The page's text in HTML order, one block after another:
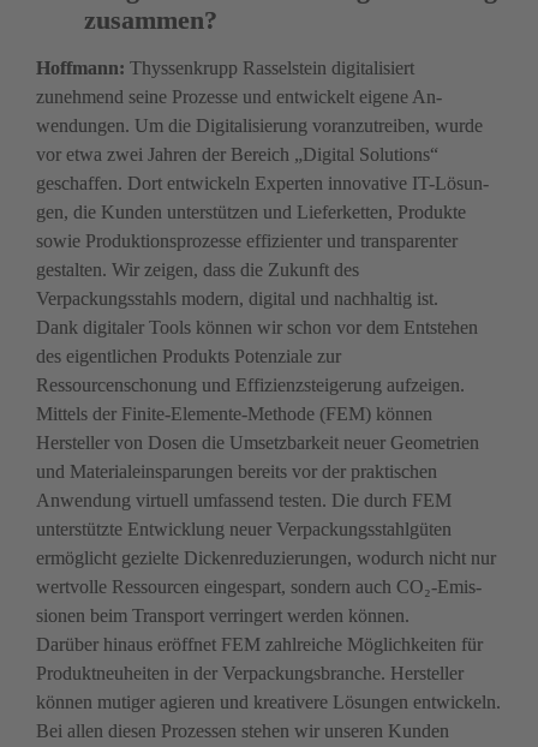
zusammen?
Hoffmann: Thyssenkrupp Rasselstein ­digitalisiert
zunehmend seine Prozesse und entwickelt eigene An­
wendungen. Um die Digitalisierung voranzutreiben, wurde
vor etwa zwei Jahren der Bereich „Digital Solutions“
geschaffen. Dort entwickeln Experten innovative IT-Lösun­
gen, die Kunden unterstützen und Lieferketten, Produkte
sowie Produktionsprozesse effizienter und transparenter
gestalten. Wir zeigen, dass die Zukunft des
Verpackungsstahls modern, digital und nachhaltig ist.
Dank digitaler Tools können wir schon vor dem Entstehen
des eigentlichen Produkts Potenziale zur
Ressourcenschonung und Effizienzsteigerung aufzeigen.
Mittels der Finite-Elemente-Methode (FEM) können
Hersteller von Dosen die Umsetzbarkeit neuer Geometrien
und Material­einsparungen bereits vor der praktischen
Anwendung virtuell umfassend testen. Die durch FEM
unterstützte Entwicklung neuer Verpackungsstahlgüten
ermöglicht gezielte Dickenreduzierungen, wodurch nicht nur
wertvolle Ressourcen eingespart, sondern auch CO₂-Emis­
sionen beim Transport verringert werden können.
Darüber hinaus eröffnet FEM zahlreiche Möglichkeiten für
Produktneuheiten in der Verpackungsbranche. Her­steller
können mutiger agieren und kreativere ­Lösungen entwickeln.
Bei allen diesen Prozessen stehen wir un­seren Kunden